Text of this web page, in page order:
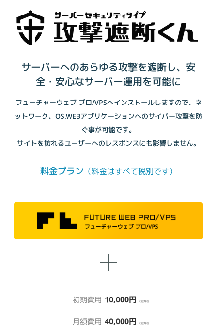
サーバーへのあらゆる攻撃を遮断し、安
全・安心なサーバー運用を可能に
フューチャーウェブ プロ/VPSへインストールしますので、 ネ
ットワーク、OS,WEBアプリケーションへのサイバー攻撃を防
ぐ事が可能です。
サイトを訪れるユーザーへのレスポンスにも影響しません。
料金プラン （料金はすべて税別です）
初期費用 10,000円 +消費税
月額費用 40,000円 +消費税